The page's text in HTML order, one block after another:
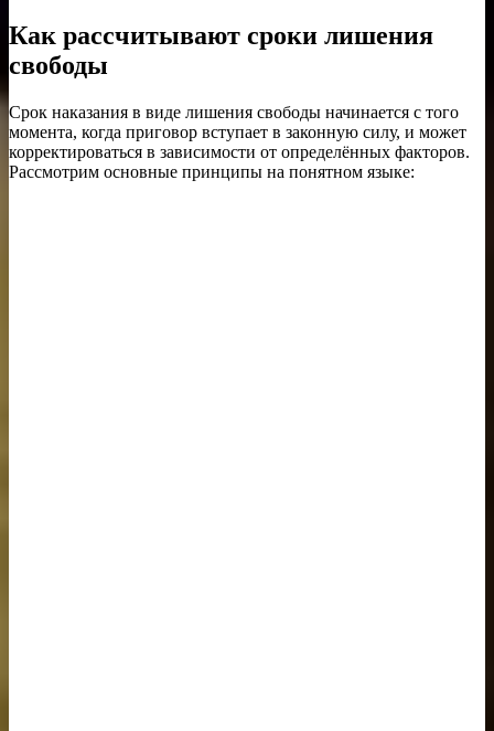
Как рассчитывают сроки лишения
свободы
Срок наказания в виде лишения свободы начинается с того
момента, когда приговор вступает в законную силу, и может
корректироваться в зависимости от определённых факторов.
Рассмотрим основные принципы на понятном языке: